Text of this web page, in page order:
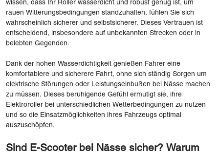
wissen, dass Ihr Roller wasserdicht und robust genug ist, um
rauen Witterungsbedingungen standzuhalten, fühlen Sie sich
wahrscheinlich sicherer und selbstsicherer. Dieses Vertrauen ist
entscheidend, insbesondere auf unbekannten Strecken oder in
belebten Gegenden.
Dank der hohen Wasserdichtigkeit genießen Fahrer eine
komfortablere und sicherere Fahrt, ohne sich ständig Sorgen um
elektrische Störungen oder Leistungseinbußen bei Nässe machen
zu müssen. Dieses beruhigende Gefühl ermutigt sie, ihre
Elektroroller bei unterschiedlichen Wetterbedingungen zu nutzen
und so die Einsatzmöglichkeiten ihres Fahrzeugs optimal
auszuschöpfen.
Sind E-Scooter bei Nässe sicher? Warum